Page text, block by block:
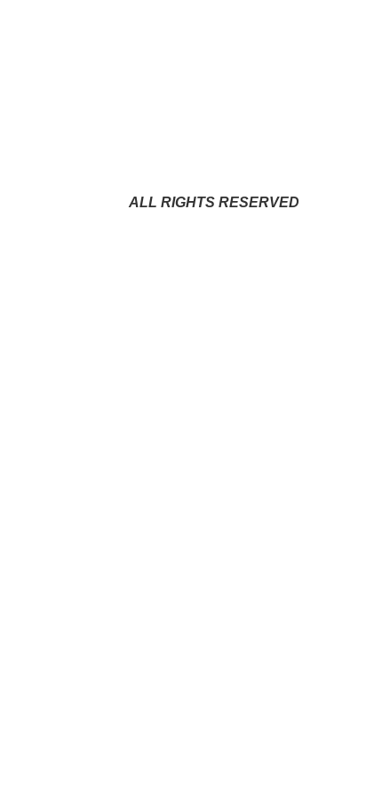
ALL RIGHTS RESERVED